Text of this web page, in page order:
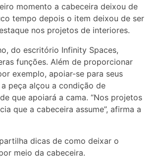
momento a cabeceira deixou de
tempo depois o item deixou de ser
nos projetos de interiores.
do escritório Infinity Spaces,
funções. Além de proporcionar
exemplo, apoiar-se para seus
peça alçou a condição de
que apoiará a cama. “Nos projetos
que a cabeceira assume”, afirma a
dicas de como deixar o
meio da cabeceira.